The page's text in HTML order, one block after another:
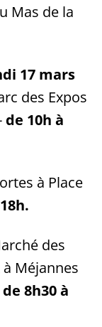
Mas de la
17 mars
des Expos
de 10h à
à Place
des
Méjannes
de 8h30 à